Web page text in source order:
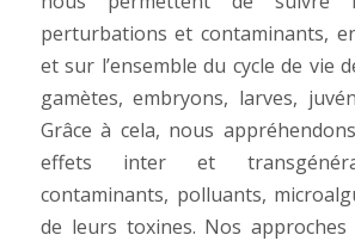
perturbations et contaminants,
et sur l’ensemble du cycle de vie
gamètes, embryons, larves,
Grâce à cela, nous
effets inter et
contaminants, polluants,
de leurs toxines. Nos approches